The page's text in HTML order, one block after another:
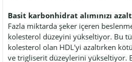
Basit karbonhidrat alımınızı
Fazla miktarda şeker içeren
kolesterol düzeyini yükseltiyor. Bu
kolesterol olan HDL'yi azaltırken
ve trigliserit düzeylerini yükseltiyor.